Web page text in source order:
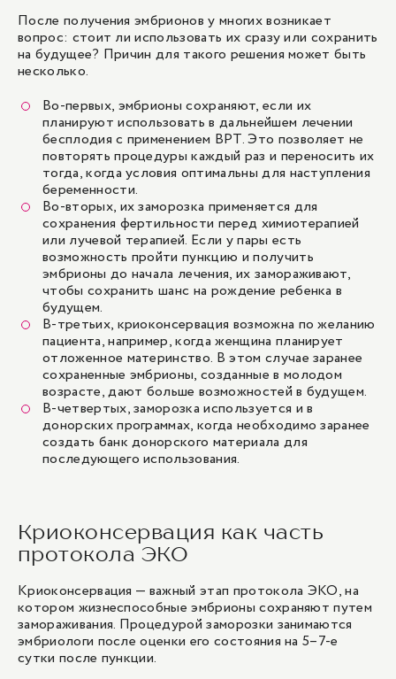
Криоконсервация эмбрионов (5-10 носителей)
54 600 ₽
Криоконсервация эмбрионов (11 и более
носителей)
68 300 ₽
1/1
После получения эмбрионов у многих возникает
вопрос: стоит ли использовать их сразу или сохранить
на будущее? Причин для такого решения может быть
несколько.
Во-первых, эмбрионы сохраняют, если их
планируют использовать в дальнейшем лечении
бесплодия с применением ВРТ. Это позволяет не
повторять процедуры каждый раз и переносить их
тогда, когда условия оптимальны для наступления
беременности.
Во-вторых, их заморозка применяется для
сохранения фертильности перед химиотерапией
или лучевой терапией. Если у пары есть
возможность пройти пункцию и получить
эмбрионы до начала лечения, их замораживают,
чтобы сохранить шанс на рождение ребенка в
будущем.
В-третьих, криоконсервация возможна по желанию
пациента, например, когда женщина планирует
отложенное материнство. В этом случае заранее
сохраненные эмбрионы, созданные в молодом
возрасте, дают больше возможностей в будущем.
В-четвертых, заморозка используется и в
донорских программах, когда необходимо заранее
создать банк донорского материала для
последующего использования.
Криоконсервация как часть
протокола ЭКО
Криоконсервация — важный этап протокола ЭКО, на
котором жизнеспособные эмбрионы сохраняют путем
замораживания. Процедурой заморозки занимаются
эмбриологи после оценки его состояния на 5–7-е
сутки после пункции.